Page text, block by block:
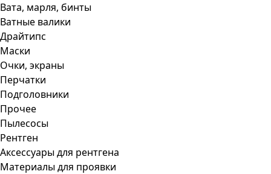
Вата, марля, бинты
Ватные валики
Драйтипс
Маски
Очки, экраны
Перчатки
Подголовники
Прочее
Пылесосы
Рентген
Аксессуары для рентгена
Материалы для проявки